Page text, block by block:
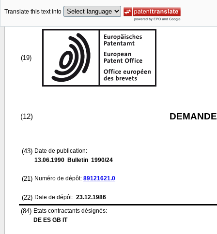
Translate this text into
(19)
(12)
(43) Date de publication:
13.06.1990 Bulletin 1990/24
(21) Numéro de dépôt: 89121621.0
(22) Date de dépôt: 23.12.1986
(84) Etats contractants désignés:
DE ES GB IT